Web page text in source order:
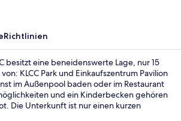
Richtlinien
besitzt eine beneidenswerte Lage, nur 15
KLCC Park und Einkaufszentrum Pavilion
im Außenpool baden oder im Restaurant
und ein Kinderbecken gehören
Die Unterkunft ist nur einen kurzen